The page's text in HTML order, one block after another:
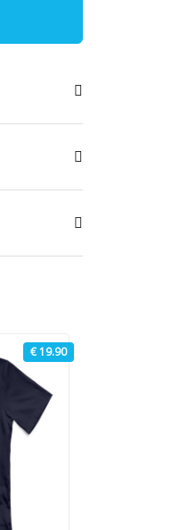
€ 19.90